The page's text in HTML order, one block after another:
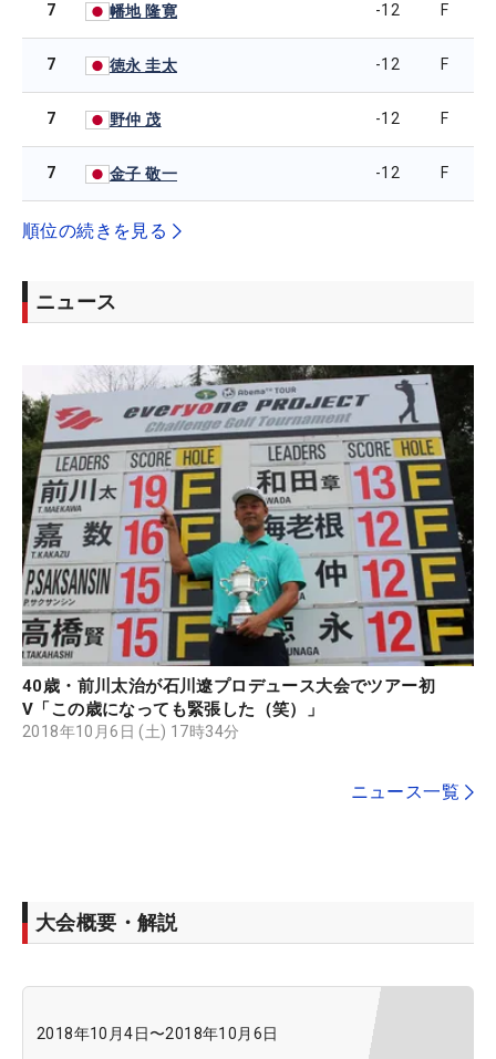
7 幡地 隆寛 -12 F
7 徳永 圭太 -12 F
7 野仲 茂 -12 F
7 金子 敬一 -12 F
順位の続きを見る
ニュース
40歳・前川太治が石川遼プロデュース大会でツアー初
V「この歳になっても緊張した（笑）」
2018年10月6日 (土) 17時34分
ニュース一覧
大会概要・解説
2018年10月4日〜2018年10月6日